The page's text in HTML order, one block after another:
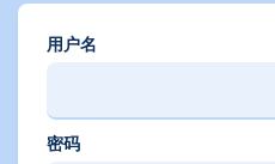
用户名
密码